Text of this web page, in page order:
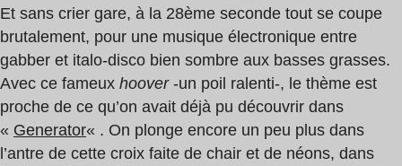
Et sans crier gare, à la 28ème seconde tout se coupe
brutalement, pour une musique électronique entre
gabber et italo-disco bien sombre aux basses grasses.
Avec ce fameux hoover-un poil ralenti-, le thème est
proche de ce qu’on avait déjà pu découvrir dans
« Generator« . On plonge encore un peu plus dans
l’antre de cette croix faite de chair et de néons, dans